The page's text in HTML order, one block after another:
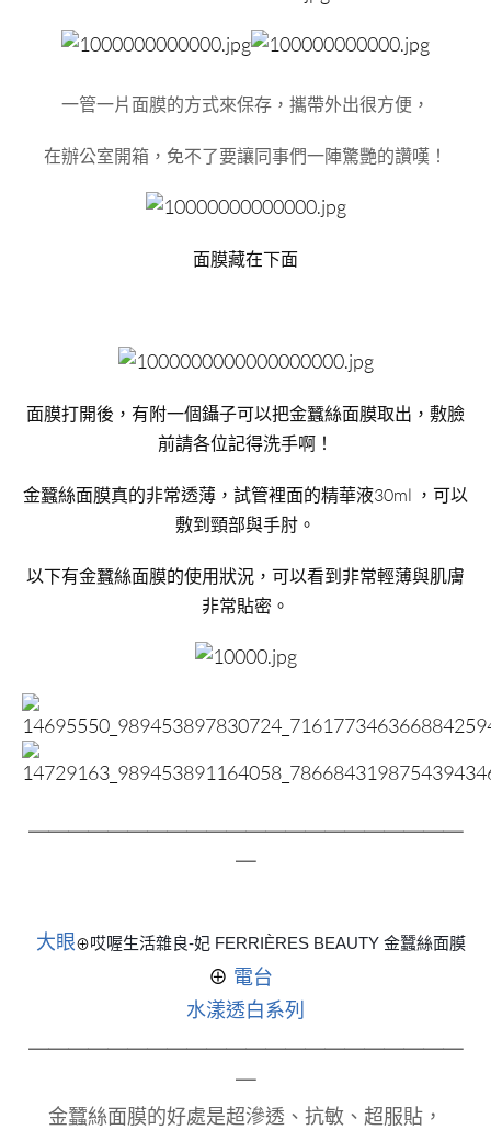
一管一片面膜的方式來保存，攜帶外出很方便，
在辦公室開箱，免不了要讓同事們一陣驚艷的讚嘆！
面膜藏在下面
面膜打開後，有附一個鑷子可以把金蠶絲面膜取出，敷臉
前請各位記得洗手啊！
金蠶絲面膜真的非常透薄，試管裡面的精華液30ml ，可以
敷到頸部與手肘。
以下有金蠶絲面膜的使用狀況，可以看到非常輕薄與肌膚
非常貼密。
大眼⊕哎喔生活雜良-妃 FERRIÈRES BEAUTY 金蠶絲面膜
⊕ 電台
水漾透白系列
金蠶絲面膜的好處是超滲透、抗敏、超服貼，